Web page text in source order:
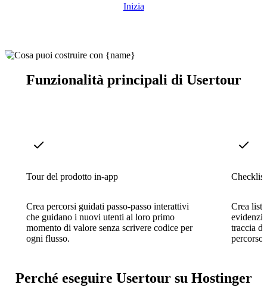
Inizia
Funzionalità principali di Usertour
Tour del prodotto in-app
Crea percorsi guidati passo-passo interattivi
che guidano i nuovi utenti al loro primo
momento di valore senza scrivere codice per
ogni flusso.
Crea
traccia
percorso
Perché eseguire Usertour su Hostinger